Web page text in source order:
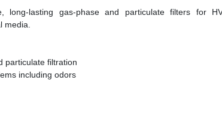
lasting gas-phase and particulate filters for
media.
particulate filtration
including odors